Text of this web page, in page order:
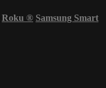
Roku ® Samsung Smart